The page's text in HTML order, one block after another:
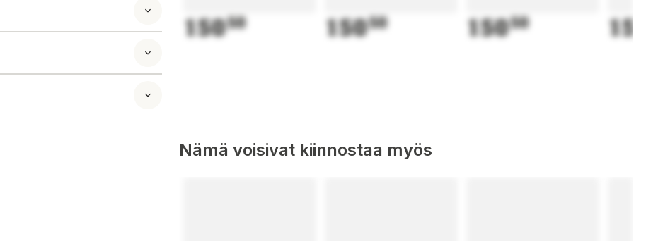
15050 15050 15050
Nämä voisivat kiinnostaa myös